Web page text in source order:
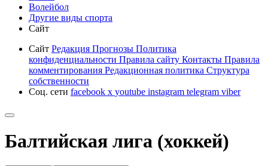
Волейбол
Другие виды спорта
Сайт
Сайт Редакция Прогнозы Политика
конфиденциальности Правила сайту Контакты Правила
комментирования Редакционная политика Структура
собственности
Соц. сети facebook x youtube instagram telegram viber
Балтийская лига (хоккей)